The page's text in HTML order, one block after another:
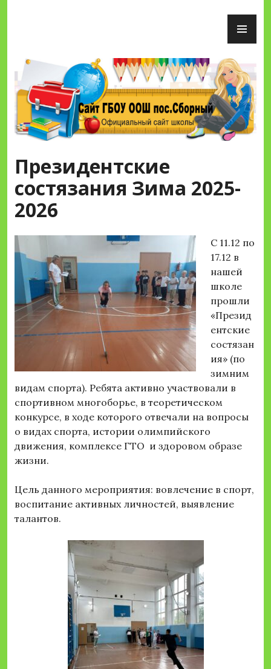
Сайт ГБОУ ООШ пос.Сборный
Президентские
состязания Зима 2025-
2026
С 11.12 по
17.12 в
нашей
школе
прошли
«Презид
ентские
состязан
ия» (по
зимним
видам спорта). Ребята активно участвовали в
спортивном многоборье, в теоретическом
конкурсе, в ходе которого отвечали на вопросы
о видах спорта, истории олимпийского
движения, комплексе ГТО и здоровом образе
жизни.
Цель данного мероприятия: вовлечение в спорт,
воспитание активных личностей, выявление
талантов.